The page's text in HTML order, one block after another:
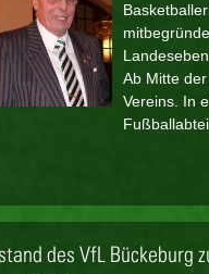
Ab Mitte
Vereins. In
des VfL Bückeburg